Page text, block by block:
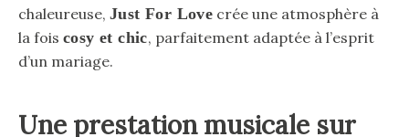
chaleureuse, Just For Love crée une atmosphère à
la fois cosy et chic, parfaitement adaptée à l’esprit
d’un mariage.
Une prestation musicale sur